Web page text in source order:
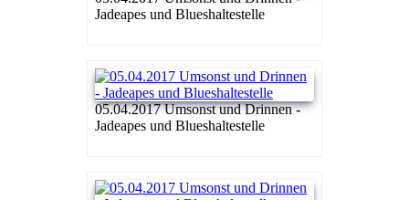
Jadeapes und Blueshaltestelle
05.04.2017 Umsonst und Drinnen -
Jadeapes und Blueshaltestelle